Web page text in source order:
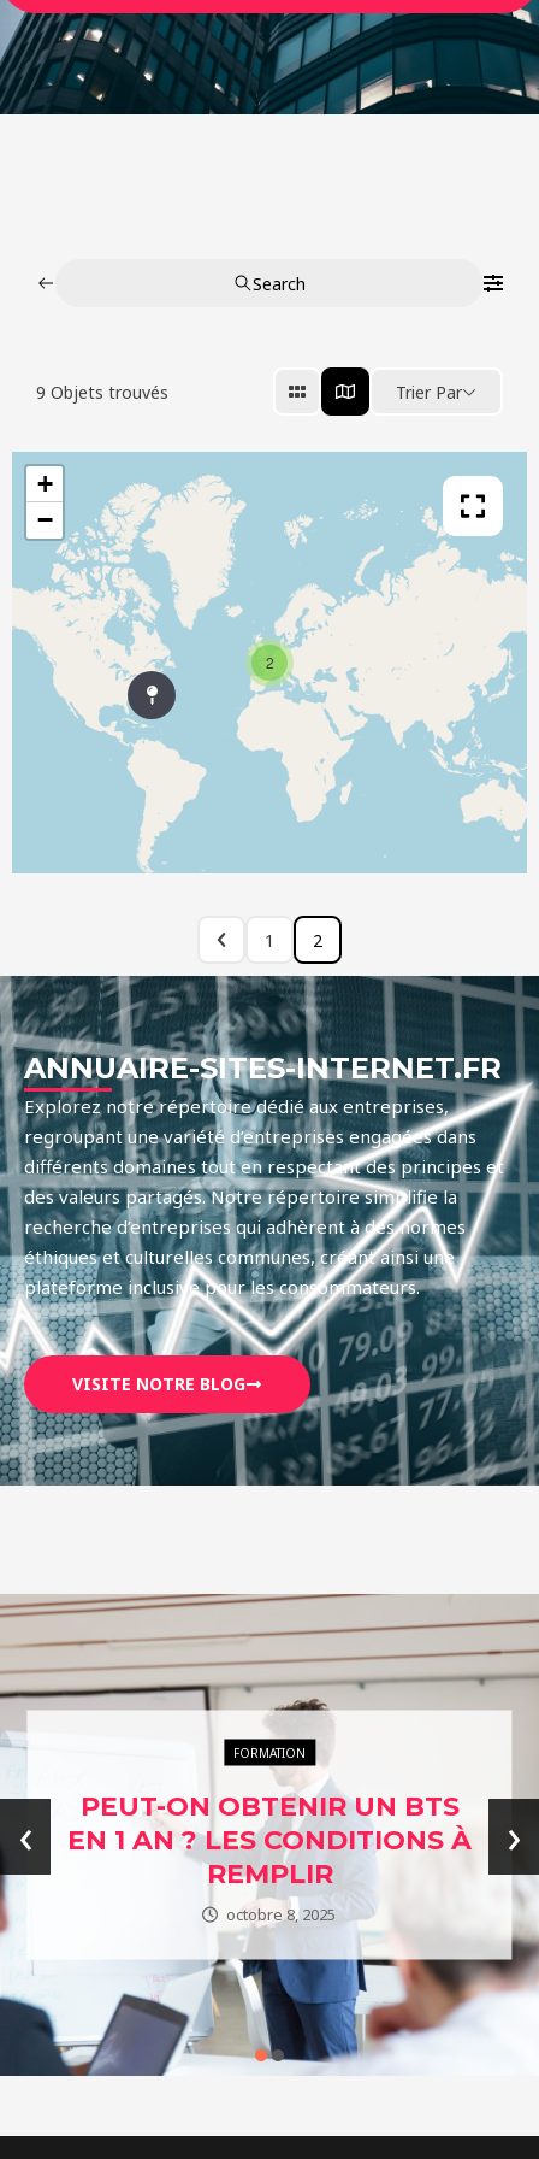
Search
9 Objets trouvés Trier Par
2
+
−
1 2
ANNUAIRE-SITES-INTERNET.FR
Explorez notre répertoire dédié aux entreprises,
regroupant une variété d’entreprises engagées dans
différents domaines tout en respectant des principes et
des valeurs partagés. Notre répertoire simplifie la
recherche d’entreprises qui adhèrent à des normes
éthiques et culturelles communes, créant ainsi une
plateforme inclusive pour les consommateurs.
VISITE NOTRE BLOG
ENTREPRISES ÉTHIQUES
L’ÉTHIQUE AU CŒUR DES
AFFAIRES : EXPLORER
NOTRE ANNUAIRE DES
ENTREPRISES ENGAGÉES
janvier 24, 2024
‹ ›